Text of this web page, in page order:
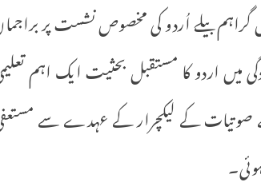
گراہم بیلے اُردو کی مخصوص نشست پر
میں اردو کا مستقبل بحثیت ایک اہم
صوتیات کے لیکچرار کے عہدے سے